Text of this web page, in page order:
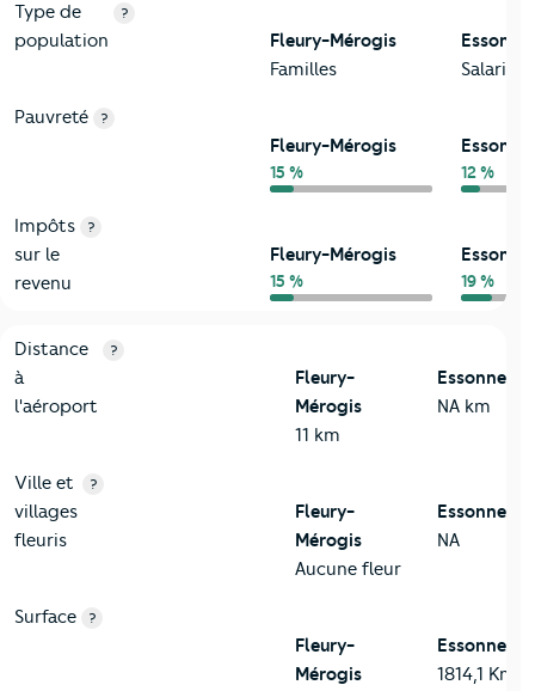
Type de
population
?
Fleury-Mérogis
Familles
Essonne
Salariés
Pauvreté ?
Fleury-Mérogis
15 %
Essonne
12 %
Impôts
sur le
revenu
?
Fleury-Mérogis
15 %
Essonne
19 %
3-Environnement
Critères Fleury-Mérogis
Distance
à
l'aéroport
?
Fleury-
Mérogis
11 km
Essonne
NA km
Ville et
villages
fleuris
?
Fleury-
Mérogis
Aucune fleur
Essonne
NA
Surface ?
Fleury-
Mérogis
Essonne
1814,1 Km²